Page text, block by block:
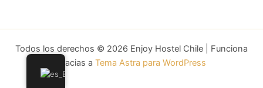
Todos los derechos © 2026 Enjoy Hostel Chile | Funciona
gracias a Tema Astra para WordPress